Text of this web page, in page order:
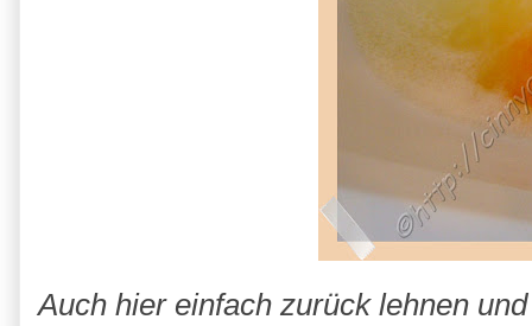
Auch hier einfach zurück lehnen